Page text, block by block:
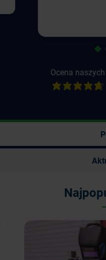
1
Ocena